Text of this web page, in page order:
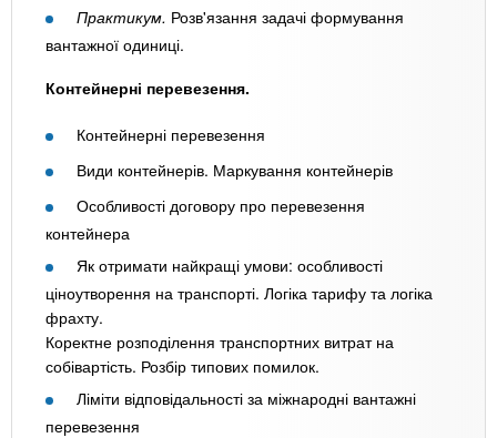
Практикум. Розв'язання задачі формування
вантажної одиниці.
Контейнерні перевезення.
Контейнерні перевезення
Види контейнерів. Маркування контейнерів
Особливості договору про перевезення
контейнера
Як отримати найкращі умови: особливості
ціноутворення на транспорті. Логіка тарифу та логіка
фрахту.
Коректне розподілення транспортних витрат на
собівартість. Розбір типових помилок.
Ліміти відповідальності за міжнародні вантажні
перевезення